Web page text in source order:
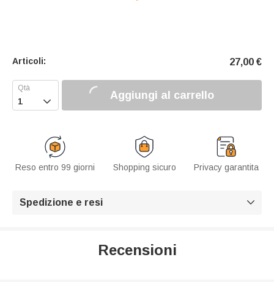
Articoli: 27,00 €
 Aggiungi al carrello
Reso entro 99 giorni Shopping sicuro Privacy garantita
Spedizione e resi 
Recensioni